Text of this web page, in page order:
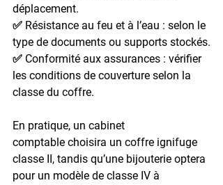
déplacement.
✅ Résistance au feu et à l’eau : selon le
type de documents ou supports stockés.
✅ Conformité aux assurances : vérifier
les conditions de couverture selon la
classe du coffre.
En pratique, un cabinet
comptable choisira un coffre ignifuge
classe II, tandis qu’une bijouterie optera
pour un modèle de classe IV à